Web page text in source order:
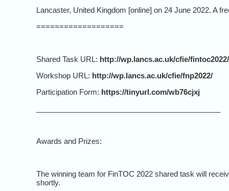
Lancaster, United Kingdom [online] on 24 June 2022. A
===================
Shared Task URL: http://wp.lancs.ac.uk/cfie/fintoc2022/
Workshop URL: http://wp.lancs.ac.uk/cfie/fnp2022/
Participation Form: https://tinyurl.com/wb76cjxj
Awards and Prizes:
The winning team for FinTOC 2022 shared task will
shortly.